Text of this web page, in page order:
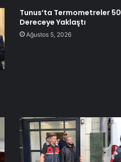
Tunus’ta Termometreler 50
Dereceye Yaklaştı
Ağustos 5, 2026